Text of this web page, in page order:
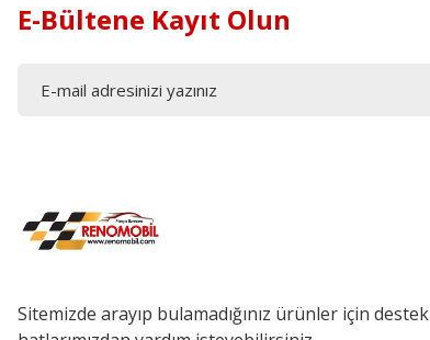
E-Bültene Kayıt Olun
Sitemizde arayıp bulamadığınız ürünler için destek